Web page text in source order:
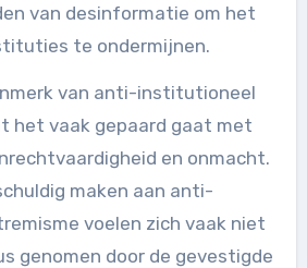
van desinformatie om het
te ondermijnen.
van anti-institutioneel
het vaak gepaard gaat met
en onmacht.
maken aan anti-
voelen zich vaak niet
genomen door de gevestigde